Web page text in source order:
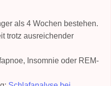
als 4 Wochen bestehen.
trotz ausreichender
Insomnie oder REM-